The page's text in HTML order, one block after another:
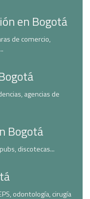
en Bogotá
de comercio,
agencias de
Bogotá
discotecas...
odontología, cirugía